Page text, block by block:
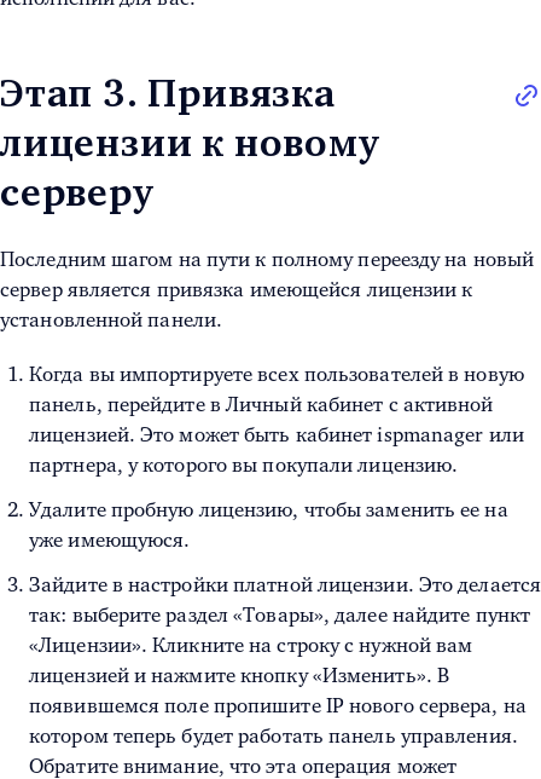
Этап 3. Привязка
лицензии к новому
серверу
Последним шагом на пути к полному переезду на новый
сервер является привязка имеющейся лицензии к
установленной панели.
Когда вы импортируете всех пользователей в новую
панель, перейдите в Личный кабинет с активной
лицензией. Это может быть кабинет ispmanager или
партнера, у которого вы покупали лицензию.
Удалите пробную лицензию, чтобы заменить ее на
уже имеющуюся.
Зайдите в настройки платной лицензии. Это делается
так: выберите раздел «Товары», далее найдите пункт
«Лицензии». Кликните на строку с нужной вам
лицензией и нажмите кнопку «Изменить». В
появившемся поле пропишите IP нового сервера, на
котором теперь будет работать панель управления.
Обратите внимание, что эта операция может